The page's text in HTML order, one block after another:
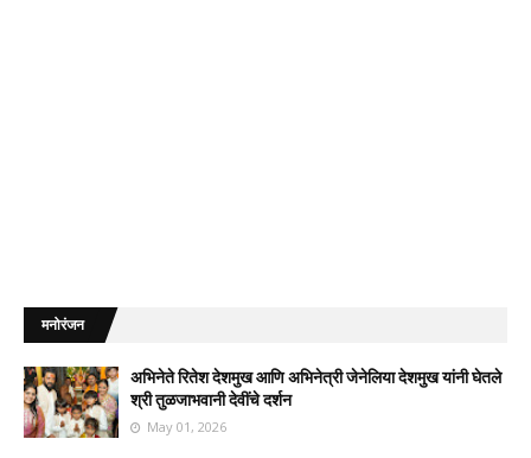
मनोरंजन
अभिनेते रितेश देशमुख आणि अभिनेत्री जेनेलिया देशमुख यांनी घेतले
श्री तुळजाभवानी देवींचे दर्शन
May 01, 2026